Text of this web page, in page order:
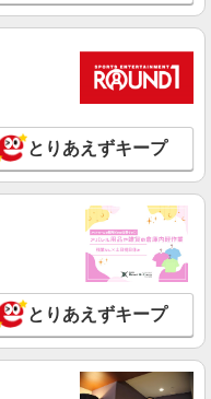
とりあえずキープ
とりあえずキープ